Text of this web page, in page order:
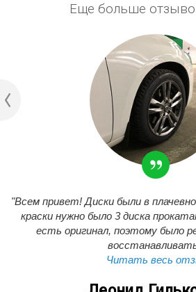
Еще больше
"Всем привет! Диски были в
краски нужно было 3 диска
есть оригинал, поэтому было
Читать весь